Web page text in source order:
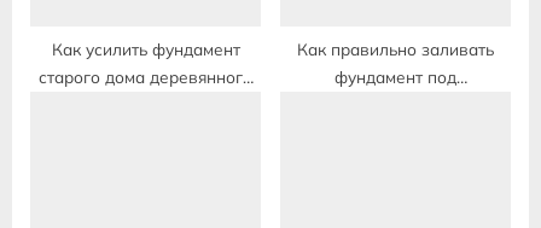
Как усилить фундамент
старого дома деревянного
Как правильно заливать
фундамент под